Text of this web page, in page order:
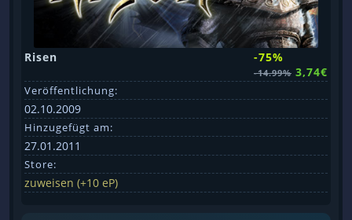
Risen -75%
-14.99% 3,74€
Veröffentlichung:
02.10.2009
Hinzugefügt am:
27.01.2011
Store:
zuweisen (+10 eP)